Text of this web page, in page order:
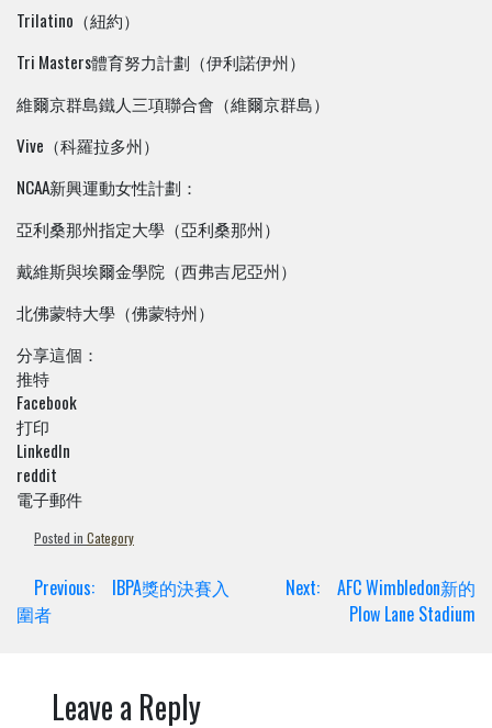
Trilatino（紐約）
Tri Masters體育努力計劃（伊利諾伊州）
維爾京群島鐵人三項聯合會（維爾京群島）
Vive（科羅拉多州）
NCAA新興運動女性計劃：
亞利桑那州指定大學（亞利桑那州）
戴維斯與埃爾金學院（西弗吉尼亞州）
北佛蒙特大學（佛蒙特州）
分享這個：
推特
Facebook
打印
LinkedIn
reddit
電子郵件
Posted in Category
Post
navigation
Previous:
IBPA獎的決賽入
圍者
Next:
AFC Wimbledon新的
Plow Lane Stadium
Leave a Reply